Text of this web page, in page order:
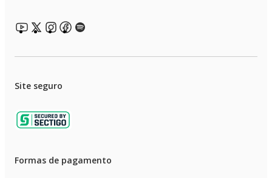
Site seguro
Formas de pagamento